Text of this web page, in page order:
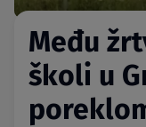
Među
školi u